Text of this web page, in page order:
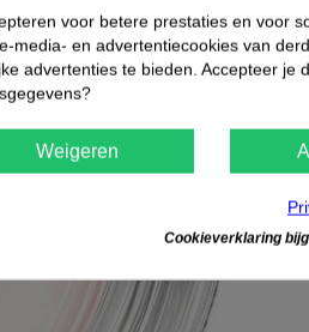
voor betere prestaties en voor
media- en advertentiecookies van
advertenties te bieden. Accepteer je
Weigeren
Cookieverklaring